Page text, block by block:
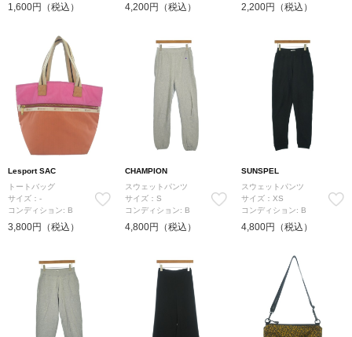
1,600円（税込） 4,200円（税込） 2,200円（税込）
Lesport SAC
トートバッグ
サイズ：-
コンディション: B
3,800円（税込）
CHAMPION
スウェットパンツ
サイズ：S
コンディション: B
4,800円（税込）
SUNSPEL
スウェットパンツ
サイズ：XS
コンディション: B
4,800円（税込）